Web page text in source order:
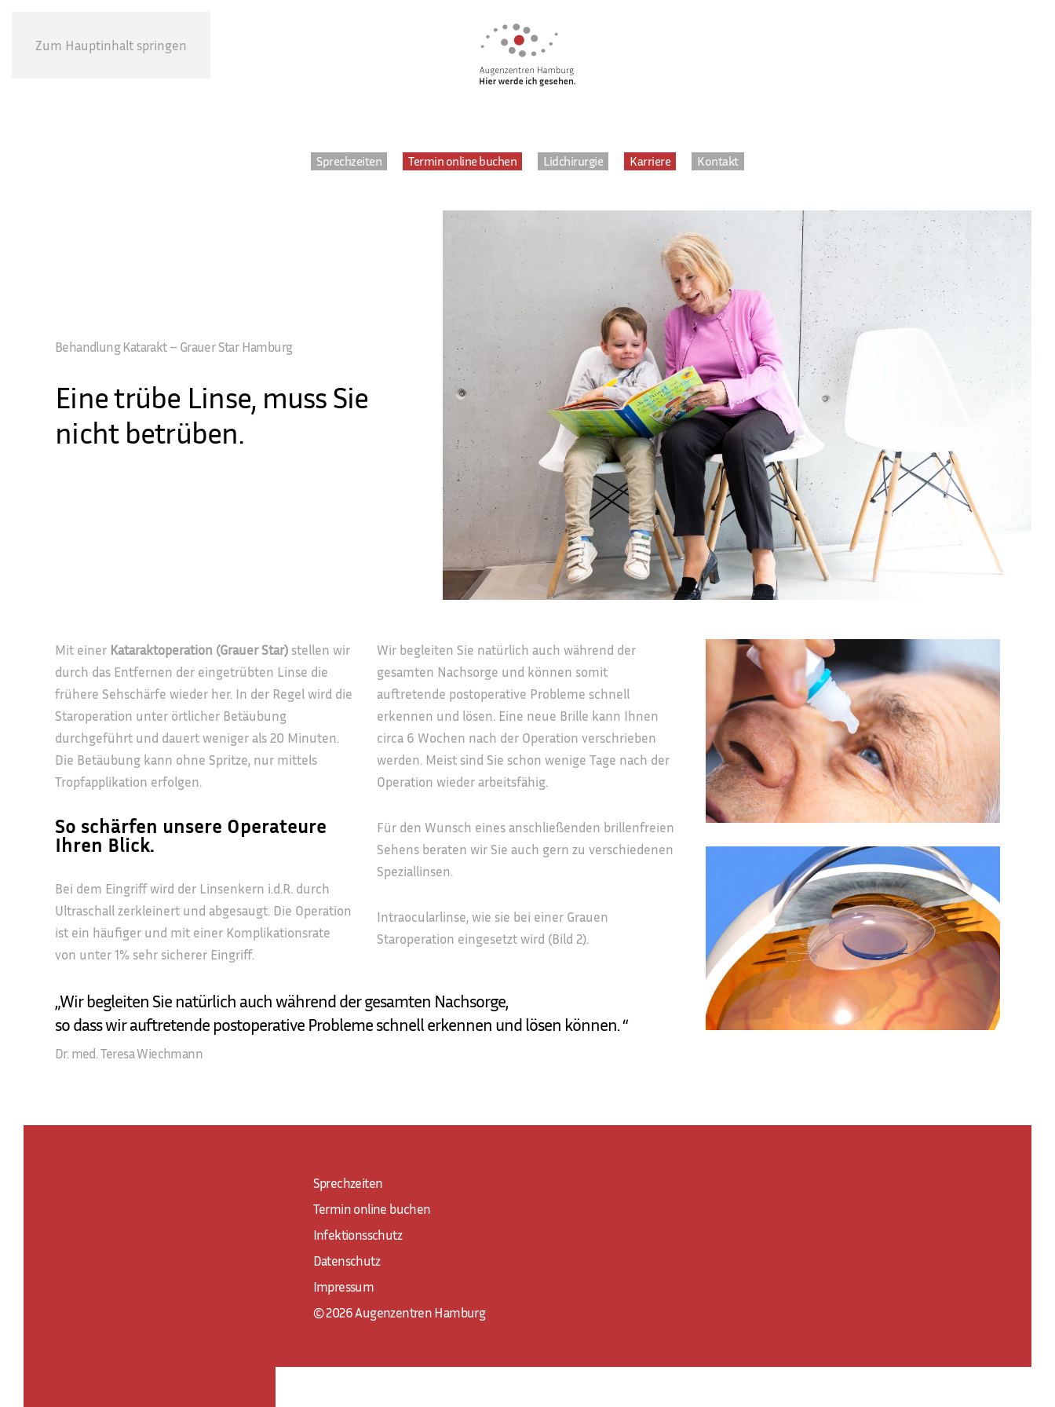
Zum Hauptinhalt springen
Sprechzeiten Termin online buchen Lidchirurgie Karriere Kontakt
Behandlung Katarakt – Grauer Star Hamburg
Eine trübe Linse, muss Sie
nicht betrüben.
Mit einer Kataraktoperation (Grauer Star) stellen wir
durch das Entfernen der eingetrübten Linse die
frühere Sehschärfe wieder her. In der Regel wird die
Staroperation unter örtlicher Betäubung
durchgeführt und dauert weniger als 20 Minuten.
Die Betäubung kann ohne Spritze, nur mittels
Tropfapplikation erfolgen.
So schärfen unsere Operateure
Ihren Blick.
Bei dem Eingriff wird der Linsenkern i.d.R. durch
Ultraschall zerkleinert und abgesaugt. Die Operation
ist ein häufiger und mit einer Komplikationsrate
von unter 1% sehr sicherer Eingriff.
Wir begleiten Sie natürlich auch während der
gesamten Nachsorge und können somit
auftretende postoperative Probleme schnell
erkennen und lösen. Eine neue Brille kann Ihnen
circa 6 Wochen nach der Operation verschrieben
werden. Meist sind Sie schon wenige Tage nach der
Operation wieder arbeitsfähig.
Für den Wunsch eines anschließenden brillenfreien
Sehens beraten wir Sie auch gern zu verschiedenen
Speziallinsen.
Intraocularlinse, wie sie bei einer Grauen
Staroperation eingesetzt wird (Bild 2).
„Wir begleiten Sie natürlich auch während der gesamten Nachsorge,
so dass wir auftretende postoperative Probleme schnell erkennen und lösen können. “
Dr. med. Teresa Wiechmann
Sprechzeiten
Termin online buchen
Infektionsschutz
Datenschutz
Impressum
© 2026 Augenzentren Hamburg